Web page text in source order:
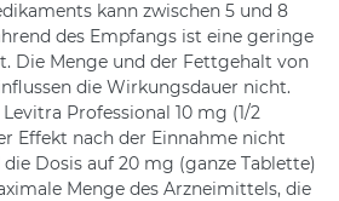
kann zwischen 5 und 8
des Empfangs ist eine geringe
Die Menge und der Fettgehalt von
die Wirkungsdauer nicht.
Professional 10 mg (1/2
Effekt nach der Einnahme nicht
Dosis auf 20 mg (ganze Tablette)
Menge des Arzneimittels, die